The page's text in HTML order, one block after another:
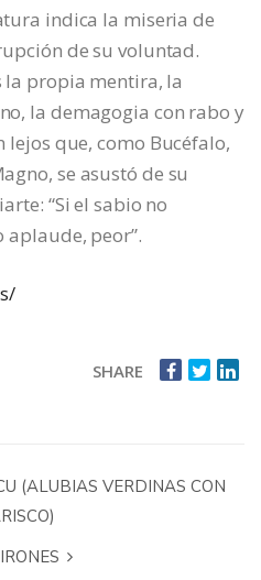
indica la miseria de
de su voluntad.
la propia mentira, la
la demagogia con rabo y
que, como Bucéfalo,
se asustó de su
“Si el sabio no
aplaude, peor”.
SHARE
(ALUBIAS VERDINAS CON